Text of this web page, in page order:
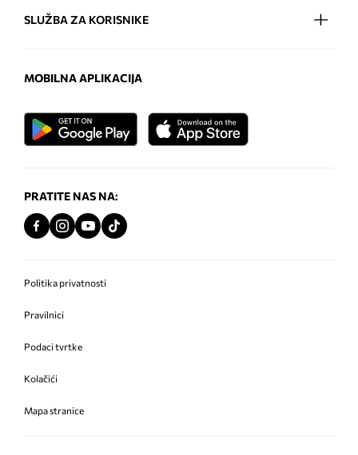
SLUŽBA ZA KORISNIKE
MOBILNA APLIKACIJA
PRATITE NAS NA:
Politika privatnosti
Pravilnici
Podaci tvrtke
Kolačići
Mapa stranice